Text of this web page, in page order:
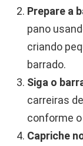
Prepare a
pano
criando
barrado.
Siga o
carreiras
conforme
Capriche